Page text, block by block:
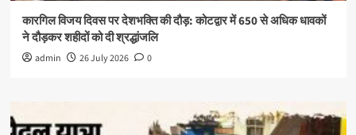
कारगिल विजय दिवस पर देशभक्ति की दौड़: कोटद्वार में 650 से अधिक धावकों
ने दौड़कर शहीदों को दी श्रद्धांजलि
admin 26 July 2026 0